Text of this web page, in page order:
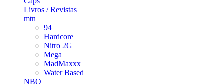
Livros / Revistas
mtn
94
Hardcore
Nitro 2G
Mega
MadMaxxx
Water Based
NBQ